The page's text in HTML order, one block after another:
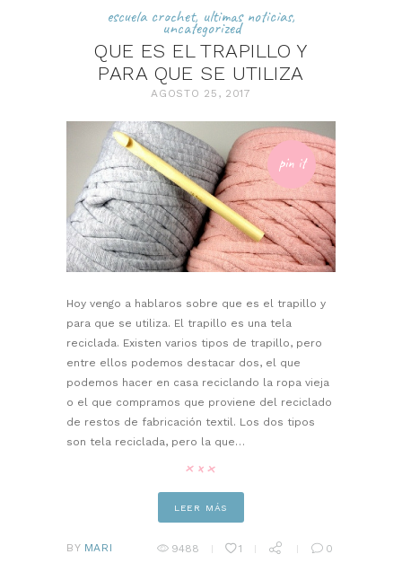
escuela crochet, ultimas noticias,
uncategorized
QUE ES EL TRAPILLO Y
PARA QUE SE UTILIZA
AGOSTO 25, 2017
pin it
Hoy vengo a hablaros sobre que es el trapillo y
para que se utiliza. El trapillo es una tela
reciclada. Existen varios tipos de trapillo, pero
entre ellos podemos destacar dos, el que
podemos hacer en casa reciclando la ropa vieja
o el que compramos que proviene del reciclado
de restos de fabricación textil. Los dos tipos
son tela reciclada, pero la que…
LEER MÁS
BY MARI 9488 1 0